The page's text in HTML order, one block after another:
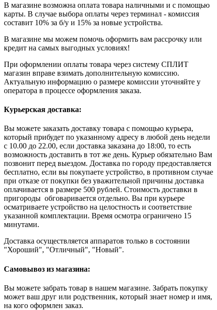
В магазине возможна оплата товара наличными и с помощью
карты. В случае выбора оплаты через терминал - комиссия
составит 10% за б/у и 15% за новые устройства.
В магазине мы можем помочь оформить вам рассрочку или
кредит на самых выгодных условиях!
При оформлении оплаты товара через систему СПЛИТ
магазин вправе взимать дополнительную комиссию.
Актуальную информацию о размере комиссии уточняйте у
оператора в процессе оформления заказа.
Курьерская доставка:
Вы можете заказать доставку товара с помощью курьера,
который прибудет по указанному адресу в любой день недели
с 10.00 до 22.00, если доставка заказана до 18:00, то есть
возможность доставить в тот же день. Курьер обязательно Вам
позвонит перед выездом. Доставка по городу предоставляется
бесплатно, если вы покупаете устройство, в противном случае
при отказе от покупки без уважительной причины доставка
оплачивается в размере 500 рублей. Стоимость доставки в
пригороды обговаривается отдельно. Вы при курьере
осматриваете устройство на целостность и соответствие
указанной комплектации. Время осмотра ограничено 15
минутами.
Доставка осуществляется аппаратов только в состоянии
"Хороший", "Отличный", "Новый".
Самовывоз из магазина:
Вы можете забрать товар в нашем магазине. Забрать покупку
может ваш друг или родственник, который знает номер и имя,
на кого оформлен заказ.